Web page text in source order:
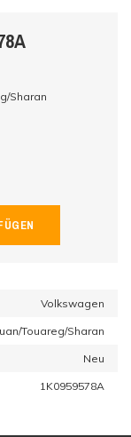
Sharan
Volkswagen
Touareg/Sharan
Neu
1K0959578A